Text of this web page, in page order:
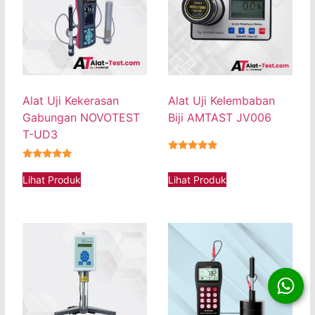
Alat Uji Kekerasan
Gabungan NOVOTEST
T-UD3
Lihat Produk
Alat Uji Kelembaban
Biji AMTAST JV006
Lihat Produk